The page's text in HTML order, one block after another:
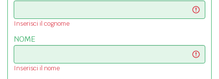
Inserisci il cognome
NOME
Inserisci il nome